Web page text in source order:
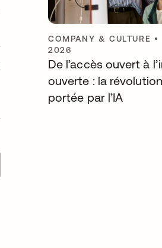
COMPANY & CULTURE •
2026
De l’accès ouvert à
ouverte : la
portée par l’IA